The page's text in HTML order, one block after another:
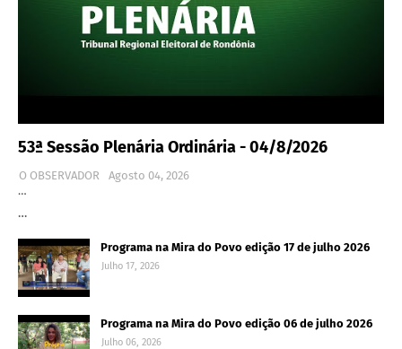
53ª Sessão Plenária Ordinária - 04/8/2026
O OBSERVADOR
Agosto 04, 2026
…
…
Programa na Mira do Povo edição 17 de julho 2026
Julho 17, 2026
Programa na Mira do Povo edição 06 de julho 2026
Julho 06, 2026